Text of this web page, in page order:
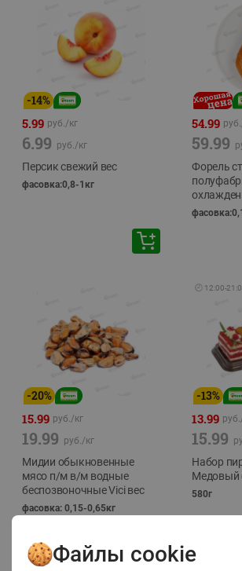
-14%
5.99 руб./кг
6.99 руб./кг
Персик свежий вес
фасовка:0,8-1кг
54.99
59.99
Форель
-20%
15.99 руб./кг
19.99 руб./кг
Мидии обыкновенные
мясо п/м в/м водные
беспозвоночные Vici вес
фасовка: 0,15-0,65кг
🕘 12:00-
-13%
13.99
15.99
Набор
Медовый
580г
Файлы cookie